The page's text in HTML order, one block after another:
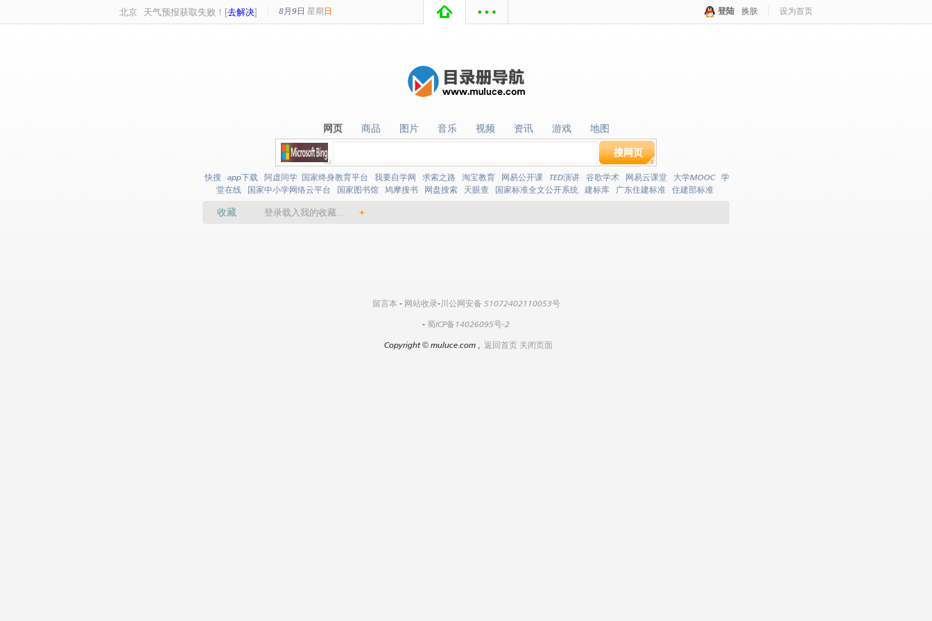
北京 天气预报获取失败！[去解决] 8月9日 星期 日 登陆 换肤 设为首页
网页
网页 商品
商品 图片
图片 音乐
音乐 视频
视频 资讯
资讯 游戏
游戏 地图
地图
搜网页
快搜 app下载 阿虚同学 国家终身教育平台 我要自学网 求索之路 淘宝教育 网易公开课 TED演讲 谷歌学术 网易云课堂 大学MOOC 学
堂在线
国家中小学网络云平台 国家图书馆 鸠摩搜书 网盘搜索 天眼查 国家标准全文公开系统 建标库 广东住建标准 住建部标准
收藏 登录载入我的收藏… +
留言本 - 网站收录-川公网安备 51072402110053号
- 蜀ICP备14026095号-2
Copyright©muluce.com , 返回首页 关闭页面